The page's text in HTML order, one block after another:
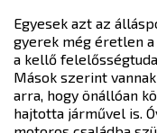
Egyesek azt az
gyerek még éretlen
a kellő
Mások szerint
arra, hogy önállóan
hajtotta járművel is.